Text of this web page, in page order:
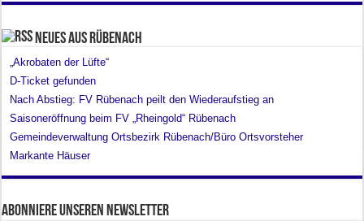
Neues aus Rübenach
„Akrobaten der Lüfte“
D-Ticket gefunden
Nach Abstieg: FV Rübenach peilt den Wiederaufstieg an
Saisoneröffnung beim FV „Rheingold“ Rübenach
Gemeindeverwaltung Ortsbezirk Rübenach/Büro Ortsvorsteher
Markante Häuser
Abonniere unseren Newsletter